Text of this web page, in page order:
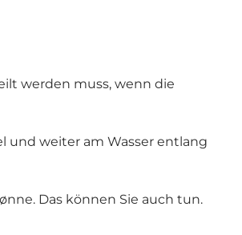
werden muss, wenn die
und weiter am Wasser entlang
Das können Sie auch tun.